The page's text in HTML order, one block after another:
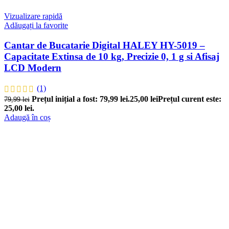
Vizualizare rapidă
Adăugați la favorite
Cantar de Bucatarie Digital HALEY HY-5019 –
Capacitate Extinsa de 10 kg, Precizie 0, 1 g si Afisaj
LCD Modern
(1)
79,99lei Prețul inițial a fost: 79,99 lei.25,00 leiPrețul curent este:
25,00 lei.
Adaugă în coș